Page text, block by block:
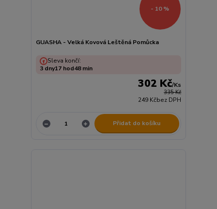
- 10 %
GUASHA - Velká Kovová Leštěná Pomůcka
335 Kč
302 Kč/Ks
249 Kčbez DPH
Sleva končí:
3 dny17 hod48min
Přidat do košíku